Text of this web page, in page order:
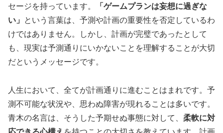
セージを持っています。
「ゲームプランは妄想に過ぎな
い」
という言葉は、予測や計画の重要性を否定しているわ
けではありません。しかし、計画が完璧であったとして
も、現実は予測通りにいかないことを理解することが大切
だというメッセージです。
人生において、全てが計画通りに進むことはまれです。予
測不可能な状況や、思わぬ障害が現れることは多いです。
青木の名言は、そうした予期せぬ事態に対して、 柔軟に対